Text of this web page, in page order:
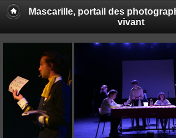
Mascarille, portail des
vivant